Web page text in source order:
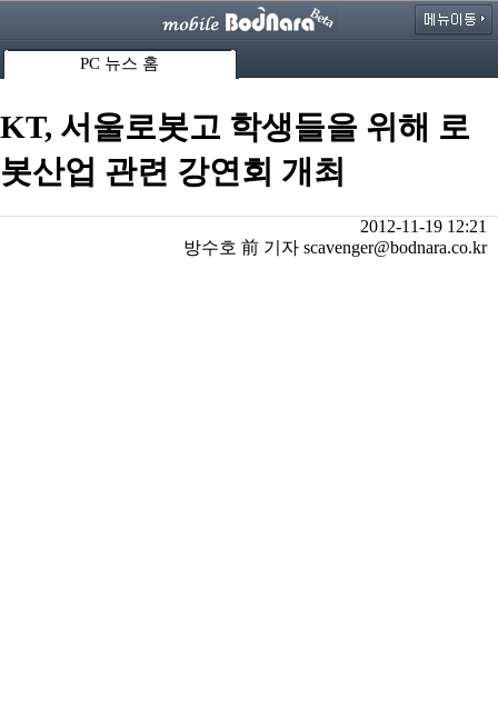
PC 뉴스 홈
KT, 서울로봇고 학생들을 위해 로
봇산업 관련 강연회 개최
2012-11-19 12:21
방수호 前 기자 scavenger@bodnara.co.kr